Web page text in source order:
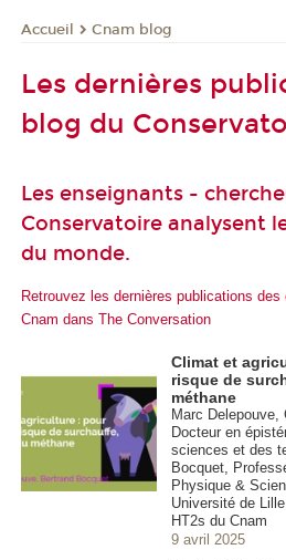
Accueil Cnam blog
Les dernières
blog du
Les enseignants -
Conservatoire analysent
du monde.
Retrouvez les dernières publications
Cnam dans The Conversation
Climat et
risque de
méthane
Marc Delepouve,
Docteur en
sciences et des
Bocquet,
Physique &
Université de
HT2s du Cnam
9 avril 2025